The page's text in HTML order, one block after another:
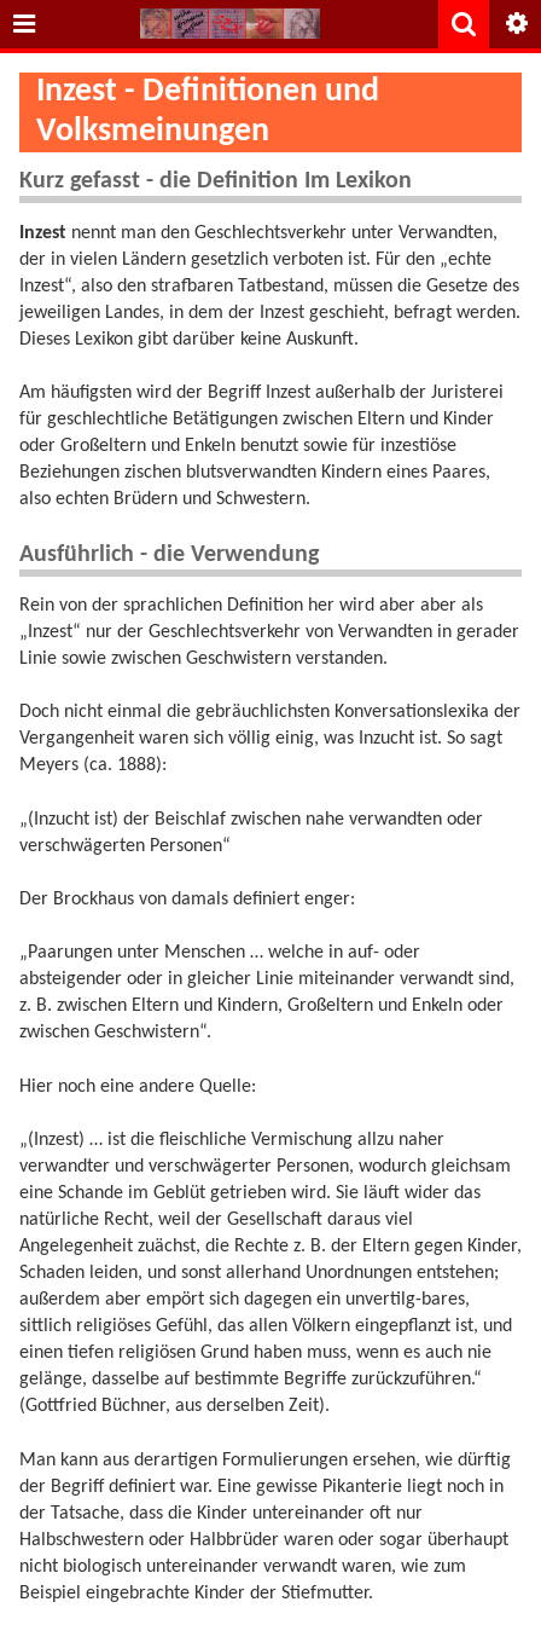
Inzest - Definitionen und
Volksmeinungen
Kurz gefasst - die Definition Im Lexikon
Inzest nennt man den Geschlechtsverkehr unter Verwandten,
der in vielen Ländern gesetzlich verboten ist. Für den „echte
Inzest“, also den strafbaren Tatbestand, müssen die Gesetze des
jeweiligen Landes, in dem der Inzest geschieht, befragt werden.
Dieses Lexikon gibt darüber keine Auskunft.
Am häufigsten wird der Begriff Inzest außerhalb der Juristerei
für geschlechtliche Betätigungen zwischen Eltern und Kinder
oder Großeltern und Enkeln benutzt sowie für inzestiöse
Beziehungen zischen blutsverwandten Kindern eines Paares,
also echten Brüdern und Schwestern.
Ausführlich - die Verwendung
Rein von der sprachlichen Definition her wird aber aber als
„Inzest“ nur der Geschlechtsverkehr von Verwandten in gerader
Linie sowie zwischen Geschwistern verstanden.
Doch nicht einmal die gebräuchlichsten Konversationslexika der
Vergangenheit waren sich völlig einig, was Inzucht ist. So sagt
Meyers (ca. 1888):
„(Inzucht ist) der Beischlaf zwischen nahe verwandten oder
verschwägerten Personen“
Der Brockhaus von damals definiert enger:
„Paarungen unter Menschen … welche in auf- oder
absteigender oder in gleicher Linie miteinander verwandt sind,
z. B. zwischen Eltern und Kindern, Großeltern und Enkeln oder
zwischen Geschwistern“.
Hier noch eine andere Quelle:
„(Inzest) … ist die fleischliche Vermischung allzu naher
verwandter und verschwägerter Personen, wodurch gleichsam
eine Schande im Geblüt getrieben wird. Sie läuft wider das
natürliche Recht, weil der Gesellschaft daraus viel
Angelegenheit zuächst, die Rechte z. B. der Eltern gegen Kinder,
Schaden leiden, und sonst allerhand Unordnungen entstehen;
außerdem aber empört sich dagegen ein unvertilg-bares,
sittlich religiöses Gefühl, das allen Völkern eingepflanzt ist, und
einen tiefen religiösen Grund haben muss, wenn es auch nie
gelänge, dasselbe auf bestimmte Begriffe zurückzuführen.“
(Gottfried Büchner, aus derselben Zeit).
Man kann aus derartigen Formulierungen ersehen, wie dürftig
der Begriff definiert war. Eine gewisse Pikanterie liegt noch in
der Tatsache, dass die Kinder untereinander oft nur
Halbschwestern oder Halbbrüder waren oder sogar überhaupt
nicht biologisch untereinander verwandt waren, wie zum
Beispiel eingebrachte Kinder der Stiefmutter.